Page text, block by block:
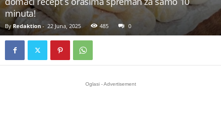
minuta!
By Redaktion- 22 Juna, 2025 485 0
Oglasi - Advertisement